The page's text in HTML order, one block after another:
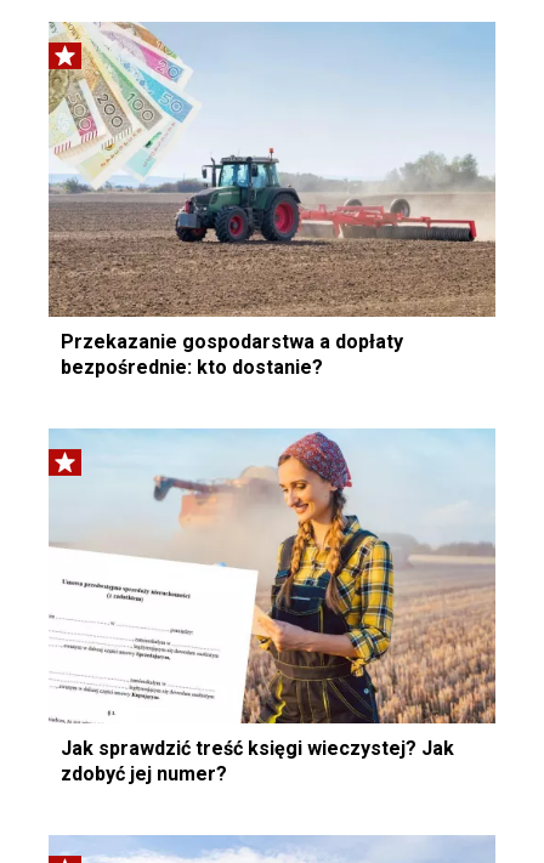
Przekazanie gospodarstwa a dopłaty
bezpośrednie: kto dostanie?
Jak sprawdzić treść księgi wieczystej? Jak
zdobyć jej numer?